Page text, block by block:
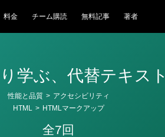
料金 チーム購読 無料記事 著者
学ぶ、代替テキスト
性能と品質 > アクセシビリティ
HTML
> HTMLマークアップ
全7回